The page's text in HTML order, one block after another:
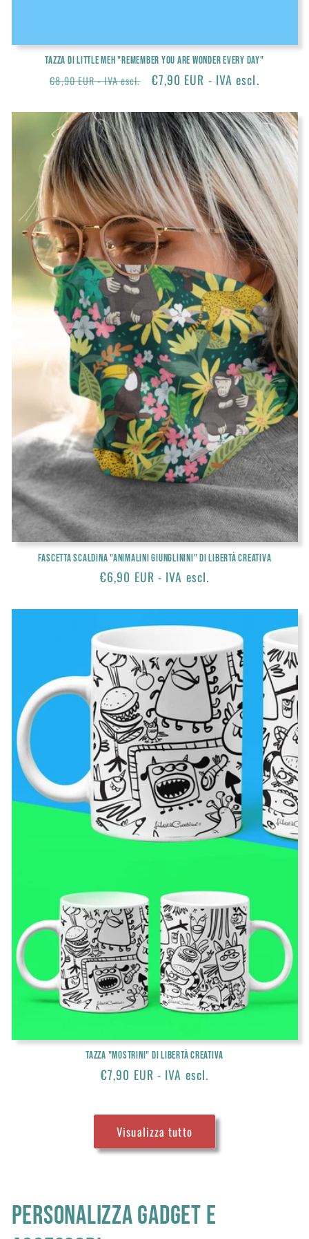
Tazza di Little Meh "Remember you are wonder every day"
Prezzo
listino
€8,90 EUR - IVA escl.
Prezzo
€7,90 EUR - IVA escl.
Fascetta scaldina "Animalini Giunglinini" di Libertà Creativa
Prezzo
listino
€6,90 EUR - IVA escl.
Tazza "Mostrini" di Libertà Creativa
Prezzo
€7,90 EUR - IVA escl.
Visualizza tutto
PERSONALIZZA GADGET E